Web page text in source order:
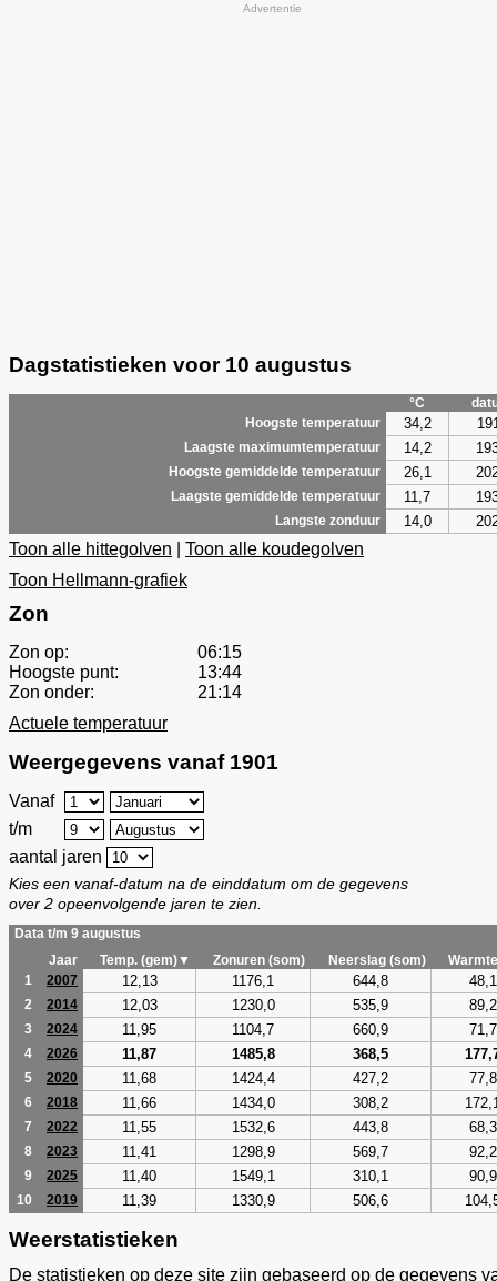
Advertentie
Dagstatistieken voor 10 augustus
°C
Hoogste temperatuur
34,2
Laagste maximumtemperatuur 14,2
Hoogste gemiddelde temperatuur 26,1
Laagste gemiddelde temperatuur 11,7
Langste zonduur 14,0
Toon alle hittegolven
Toon alle koudegolven
Toon Hellmann-grafiek
Zon
Zon op:
06:15
Hoogste punt:
13:44
Zon onder:
21:14
Actuele temperatuur
Weergegevens vanaf 1901
Vanaf
t/m
aantal jaren
Kies een vanaf-datum na de einddatum om de gegevens
over 2 opeenvolgende jaren te zien.
Data t/m 9 augustus
Jaar
Temp. (gem)▼ Zonuren (som) Neerslag (som)
1
2007 12,13 1176,1 644,8 48,1
2 2014 12,03 1230,0 535,9 89,2
3 2024 11,95 1104,7 660,9 71,7
4 2026 11,87 1485,8 368,5
5 2020 11,68 1424,4 427,2 77,8
6 2018 11,66 1434,0 308,2
7 2022 11,55 1532,6 443,8 68,3
8 2023 11,41 1298,9 569,7 92,2
9 2025 11,40 1549,1 310,1 90,9
10 2019 11,39 1330,9 506,6
Weerstatistieken
De statistieken op deze site zijn gebaseerd op de gegevens